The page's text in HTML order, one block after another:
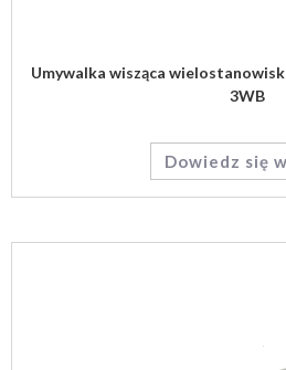
Umywalka wisząca
3WB
Dowiedz się